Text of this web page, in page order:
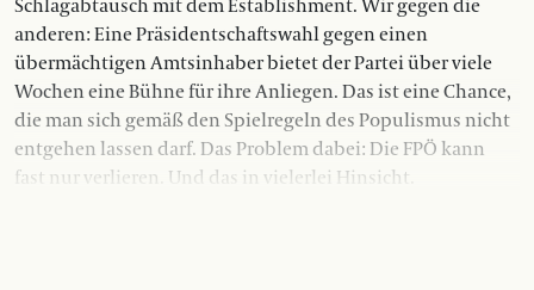
Schlagabtausch mit dem Establishment. Wir gegen die
anderen: Eine Präsidentschaftswahl gegen einen
übermächtigen Amtsinhaber bietet der Partei über viele
Wochen eine Bühne für ihre Anliegen. Das ist eine Chance,
die man sich gemäß den Spielregeln des Populismus nicht
entgehen lassen darf. Das Problem dabei: Die FPÖ kann
fast nur verlieren. Und das in vielerlei Hinsicht.